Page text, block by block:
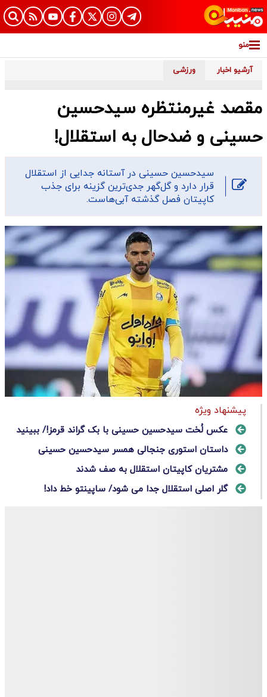
منو
آرشیو اخبار ورزشی
مقصد غیرمنتظره سیدحسین
حسینی و ضدحال به استقلال!
سیدحسین حسینی در آستانه جدایی از استقلال
قرار دارد و گل‌گهر جدی‌ترین گزینه برای جذب
کاپیتان فصل گذشته آبی‌هاست.
پیشنهاد ویژه
عکس لُخت سیدحسین حسینی با بک گراند قرمز!/ ببینید
داستان استوری جنجالی همسر سیدحسین حسینی
مشتریان کاپیتان استقلال به صف شدند
گلر اصلی استقلال جدا می شود/ ساپینتو خط داد!